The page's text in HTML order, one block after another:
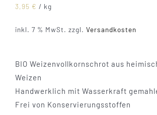
Unser Shop
Kontakt
3,95 € / kg
inkl. 7 % MwSt. zzgl. Versandkosten
BIO Weizenvollkornschrot aus
Weizen
Handwerklich mit Wasserkraft
Frei von Konservierungsstoffen